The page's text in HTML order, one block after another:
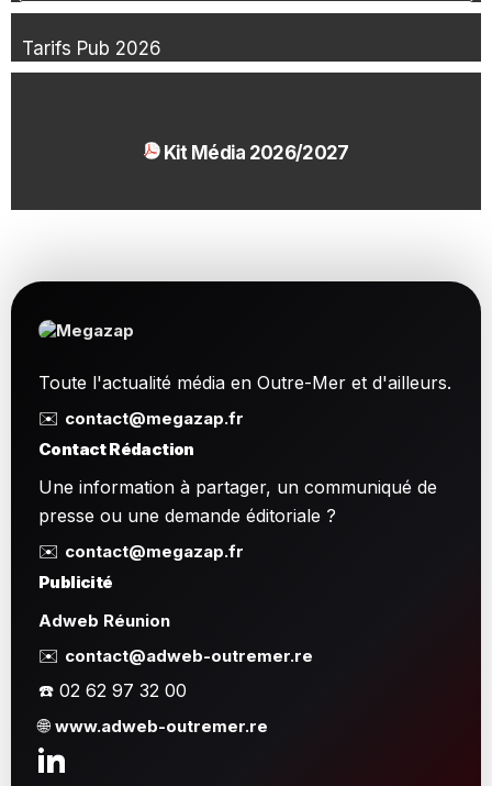
Tarifs Pub 2026
Kit Média 2026/2027
Toute l'actualité média en Outre-Mer et d'ailleurs.
✉️ contact@megazap.fr
Contact Rédaction
Une information à partager, un communiqué de
presse ou une demande éditoriale ?
✉️ contact@megazap.fr
Publicité
Adweb Réunion
✉️ contact@adweb-outremer.re
☎️ 02 62 97 32 00
🌐www.adweb-outremer.re